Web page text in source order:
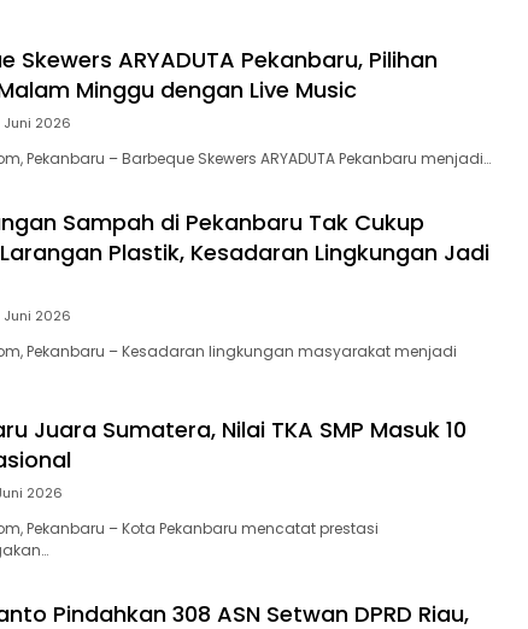
Skewers ARYADUTA Pekanbaru, Pilihan
Minggu dengan Live Music
Juni 2026
Pekanbaru – Barbeque Skewers ARYADUTA Pekanbaru menjadi…
Sampah di Pekanbaru Tak Cukup
Plastik, Kesadaran Lingkungan Jadi
Juni 2026
Pekanbaru – Kesadaran lingkungan masyarakat menjadi
Juara Sumatera, Nilai TKA SMP Masuk 10
2026
Pekanbaru – Kota Pekanbaru mencatat prestasi
Pindahkan 308 ASN Setwan DPRD Riau,